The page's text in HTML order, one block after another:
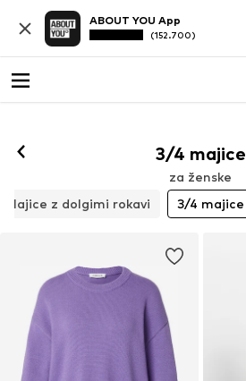
ABOUT YOU App
(152.700)
3/4 majice
za ženske
Majice z dolgimi rokavi
3/4 majice